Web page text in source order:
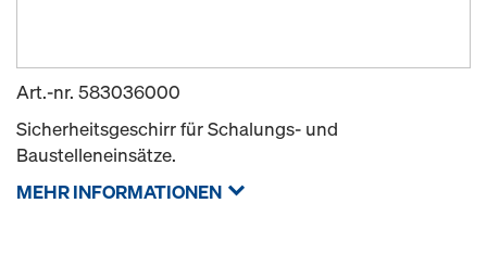
Art.-nr. 583036000
Sicherheitsgeschirr für Schalungs- und
Baustelleneinsätze.
MEHR INFORMATIONEN